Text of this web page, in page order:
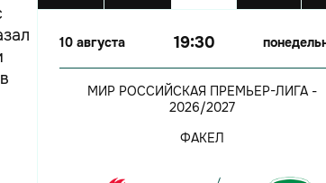
10 августа 19:30
МИР РОССИЙСКАЯ ПРЕМЬЕР-ЛИГА -
2026/2027
ФАКЕЛ